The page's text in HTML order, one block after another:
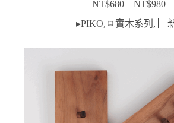
NT$680 – NT$980價
▸PIKO,⌑ 實木系列 , ▏